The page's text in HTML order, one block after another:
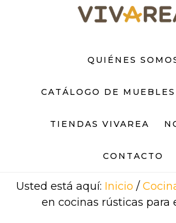
QUIÉNES
CATÁLOGO DE
TIENDAS VIVAREA
CONTACTO
Usted está aquí: Inicio /
en cocinas rústicas para